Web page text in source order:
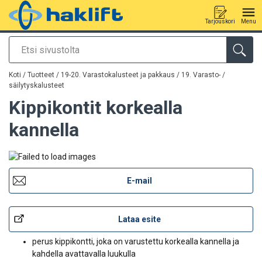
Etsi
Tarjouskori Menu
Tuote lisätty tarjouspyyntöön
Koti / Tuotteet / 19-20. Varastokalusteet ja pakkaus / 19. Varasto- /
säilytyskalusteet
Kippikontit korkealla
kannella
E-mail
Lataa esite
perus kippikontti, joka on varustettu korkealla kannella ja
kahdella avattavalla luukulla